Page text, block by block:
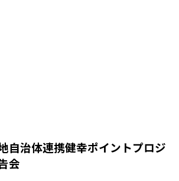
自治体連携健幸ポイントプロジ
会